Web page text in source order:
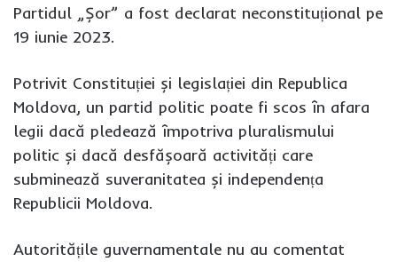
Partidul „Șor” a fost declarat neconstituțional pe
19 iunie 2023.
Potrivit Constituției și legislației din Republica
Moldova, un partid politic poate fi scos în afara
legii dacă pledează împotriva pluralismului
politic și dacă desfășoară activități care
subminează suveranitatea și independența
Republicii Moldova.
Autoritățile guvernamentale nu au comentat